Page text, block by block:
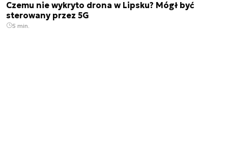
Czemu nie wykryto drona w Lipsku? Mógł być
sterowany przez 5G
5 min.